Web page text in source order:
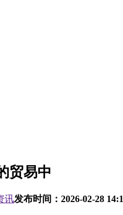
贸易中
讯发布时间： 2026-02-28